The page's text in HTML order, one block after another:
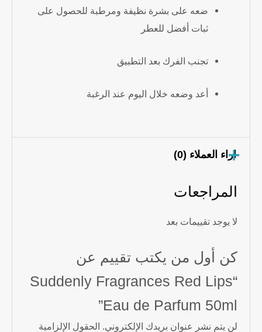
ضعه على بشرة نظيفة ومرطبة للحصول على
ثبات أفضل للعطر
تجنب الفرك بعد التطبيق
أعد وضعه خلال اليوم عند الرغبة
اراء العملاء (0)
المراجعات
لا يوجد تقييمات بعد
كن أول من يكتب تقييم عن
“Suddenly Fragrances Red Lips
Eau de Parfum 50ml”
لن يتم نشر عنوان بريدك الإلكتروني. الحقول الإلزامية